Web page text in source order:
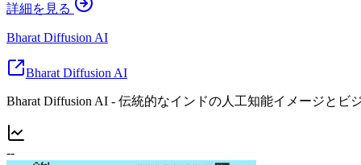
詳細を見る
Bharat Diffusion AI
Bharat Diffusion AI
Bharat Diffusion AI - 伝統的なインドの人工知能イメージとビ
--